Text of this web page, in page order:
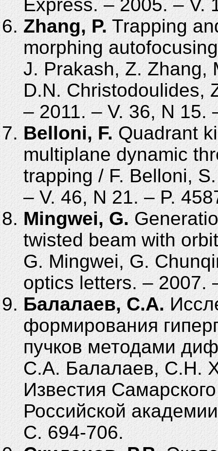
Express. – 2005. – V.
Zhang, P. Trapping
morphing
J. Prakash, Z. Zhang,
D.N. Christo­doulides,
– 2011. – V. 36, N 15.
Belloni, F.Quadrant
multiplane dynamic
trapping / F. Belloni,
– V. 46, N 21. – P.
Mingwei, G.
twisted beam with
G. Mingwei, G.
optics letters. – 2007.
Балалаев, С.А.
формирования
пучков методами
С.А. Балалаев, С.Н.
Известия
Российской
С. 694-706.